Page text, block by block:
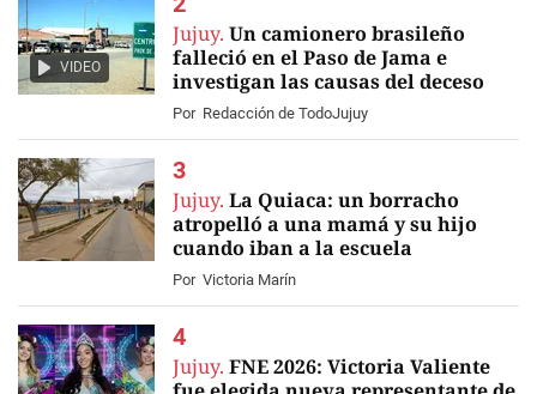
VIDEO
Jujuy. Un camionero brasileño
falleció en el Paso de Jama e
investigan las causas del deceso
Por Redacción de TodoJujuy
Jujuy. La Quiaca: un borracho
atropelló a una mamá y su hijo
cuando iban a la escuela
Por Victoria Marín
Jujuy. FNE 2026: Victoria Valiente